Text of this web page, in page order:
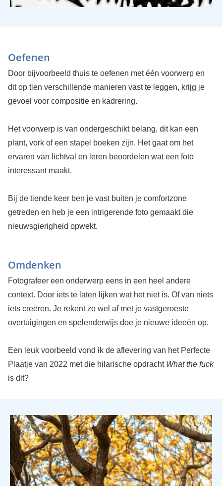
Oefenen
Door bijvoorbeeld thuis te oefenen met één voorwerp en
dit op tien verschillende manieren vast te leggen, krijg je
gevoel voor compositie en kadrering.
Het voorwerp is van ondergeschikt belang, dit kan een
plant, vork of een stapel boeken zijn. Het gaat om het
ervaren van lichtval en leren beoordelen wat een foto
interessant maakt.
Bij de tiende keer ben je vast buiten je comfortzone
getreden en heb je een intrigerende foto gemaakt die
nieuwsgierigheid opwekt.
Omdenken
Fotografeer een onderwerp eens in een heel andere
context. Door iets te laten lijken wat het niet is. Of van niets
iets creëren. Je rekent zo wel af met je vastgeroeste
overtuigingen en spelenderwijs doe je nieuwe ideeën op.
Een leuk voorbeeld vond ik de aflevering van het Perfecte
Plaatje van 2022 met die hilarische opdracht What the fuck
is dit?